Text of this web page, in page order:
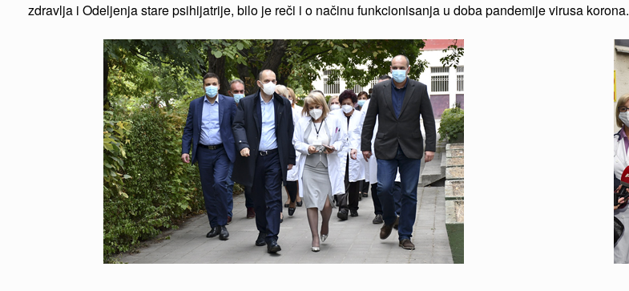
zdravlja i Odeljenja stare psihijatrije, bilo je reči i o načinu funkcionisanja u doba pandemije virusa korona.